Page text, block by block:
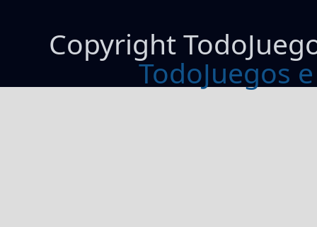
Copyright
TodoJuegos